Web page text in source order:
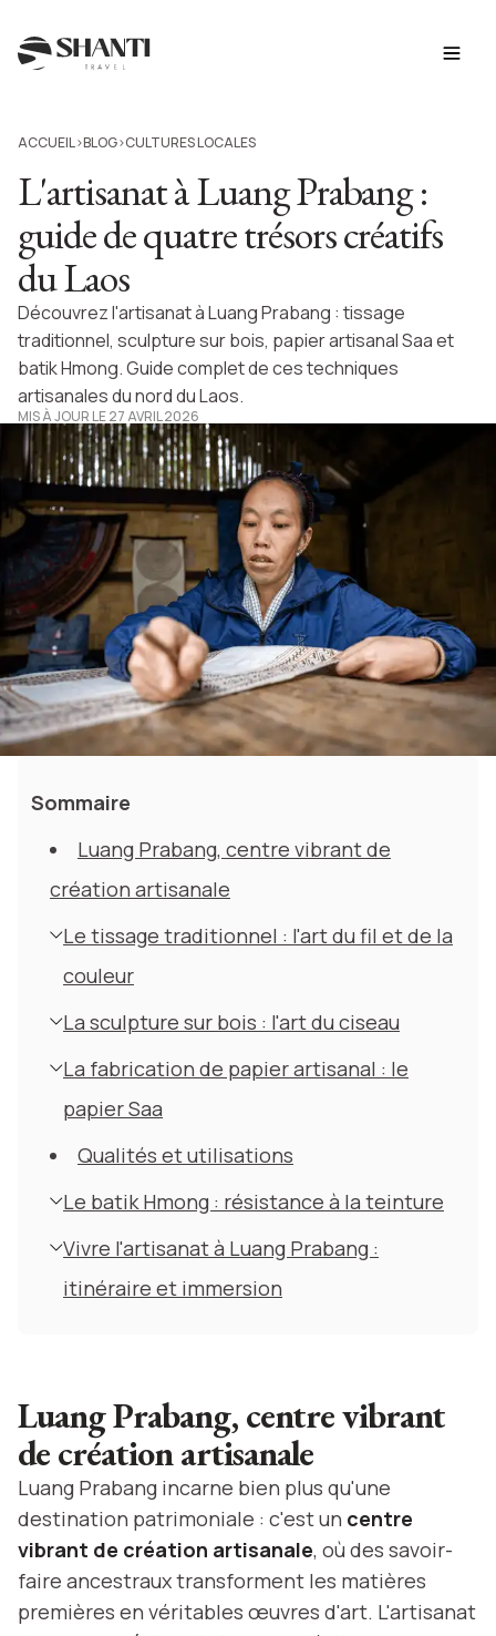
ACCUEIL>BLOG>CULTURES LOCALES
L'artisanat à Luang Prabang :
guide de quatre trésors créatifs
du Laos
Découvrez l'artisanat à Luang Prabang : tissage
traditionnel, sculpture sur bois, papier artisanal Saa et
batik Hmong. Guide complet de ces techniques
artisanales du nord du Laos.
MIS À JOUR LE 27 AVRIL 2026
Sommaire
Luang Prabang, centre vibrant de
création artisanale
Le tissage traditionnel : l'art du fil et de la
couleur
La sculpture sur bois : l'art du ciseau
La fabrication de papier artisanal : le
papier Saa
Qualités et utilisations
Le batik Hmong : résistance à la teinture
Vivre l'artisanat à Luang Prabang :
itinéraire et immersion
Luang Prabang, centre vibrant
de création artisanale
Luang Prabang incarne bien plus qu'une
destination patrimoniale : c'est un centre
vibrant de création artisanale, où des savoir-
faire ancestraux transforment les matières
premières en véritables œuvres d'art. L'artisanat